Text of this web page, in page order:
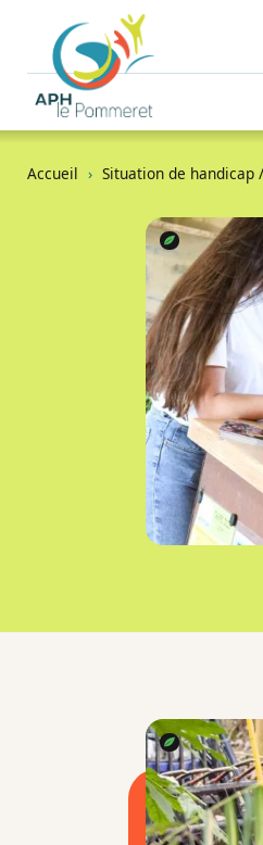
Accueil › Situation de handicap